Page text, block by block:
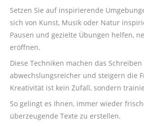
Setzen Sie auf inspirierende
sich von Kunst, Musik oder Natur
Pausen und gezielte Übungen helfen,
eröffnen.
Diese Techniken machen das Schreiben
abwechslungsreicher und steigern die
Kreativität ist kein Zufall, sondern
So gelingt es Ihnen, immer wieder
überzeugende Texte zu erstellen.